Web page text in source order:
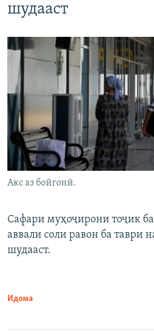
шудааст
Акс аз бойгонӣ.
Сафари муҳоҷирони тоҷик
аввали соли равон ба таври
шудааст.
Идома